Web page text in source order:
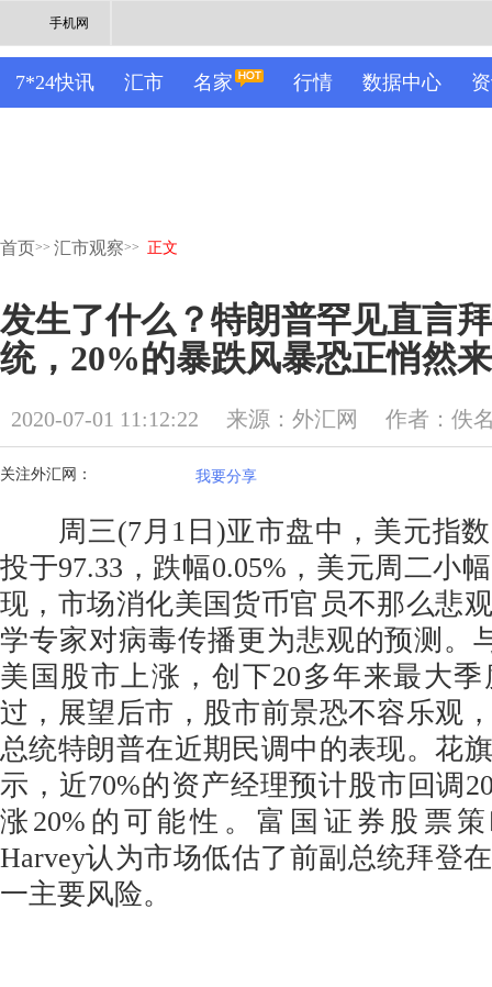
手机网
7*24快讯 汇市 名家 行情 数据中心
首页>> 汇市观察>> 正文
发生了什么？特朗普罕见直言
统，20%的暴跌风暴恐正悄然
2020-07-01 11:12:22 来源：外汇网 作者：佚
关注外汇网： 我要分享
周三(7月1日)亚市盘中，美元指数
投于97.33，跌幅0.05%，美元周二小
现，市场消化美国货币官员不那么悲
学专家对病毒传播更为悲观的预测。
美国股市上涨，创下20多年来最大
过，展望后市，股市前景恐不容乐观
总统特朗普在近期民调中的表现。花
示，近70%的资产经理预计股市回调
涨20%的可能性。富国证券股票策
Harvey认为市场低估了前副总统拜登
一主要风险。